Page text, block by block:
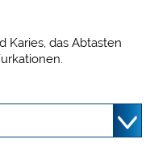
Karies, das Abtasten
belastbar. Sie
ein besseres